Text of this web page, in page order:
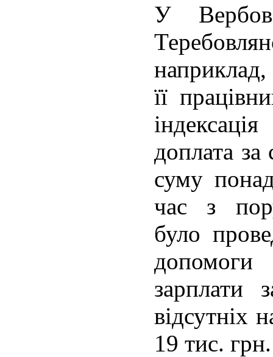
У
її
доплата за
суму
час з
було
зарплати
відсутніх
19 тис. грн.